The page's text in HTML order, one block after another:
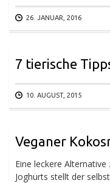
26. JANUAR, 2016
7 tierische
10. AUGUST, 2015
Veganer
Eine leckere
Joghurts stellt der